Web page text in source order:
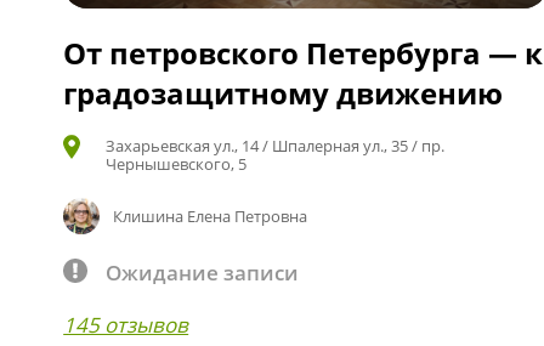
От петровского Петербурга — к
градозащитному движению
Захарьевская ул., 14 / Шпалерная ул., 35 / пр.
Чернышевского, 5
Клишина Елена Петровна
Ожидание записи
145 отзывов